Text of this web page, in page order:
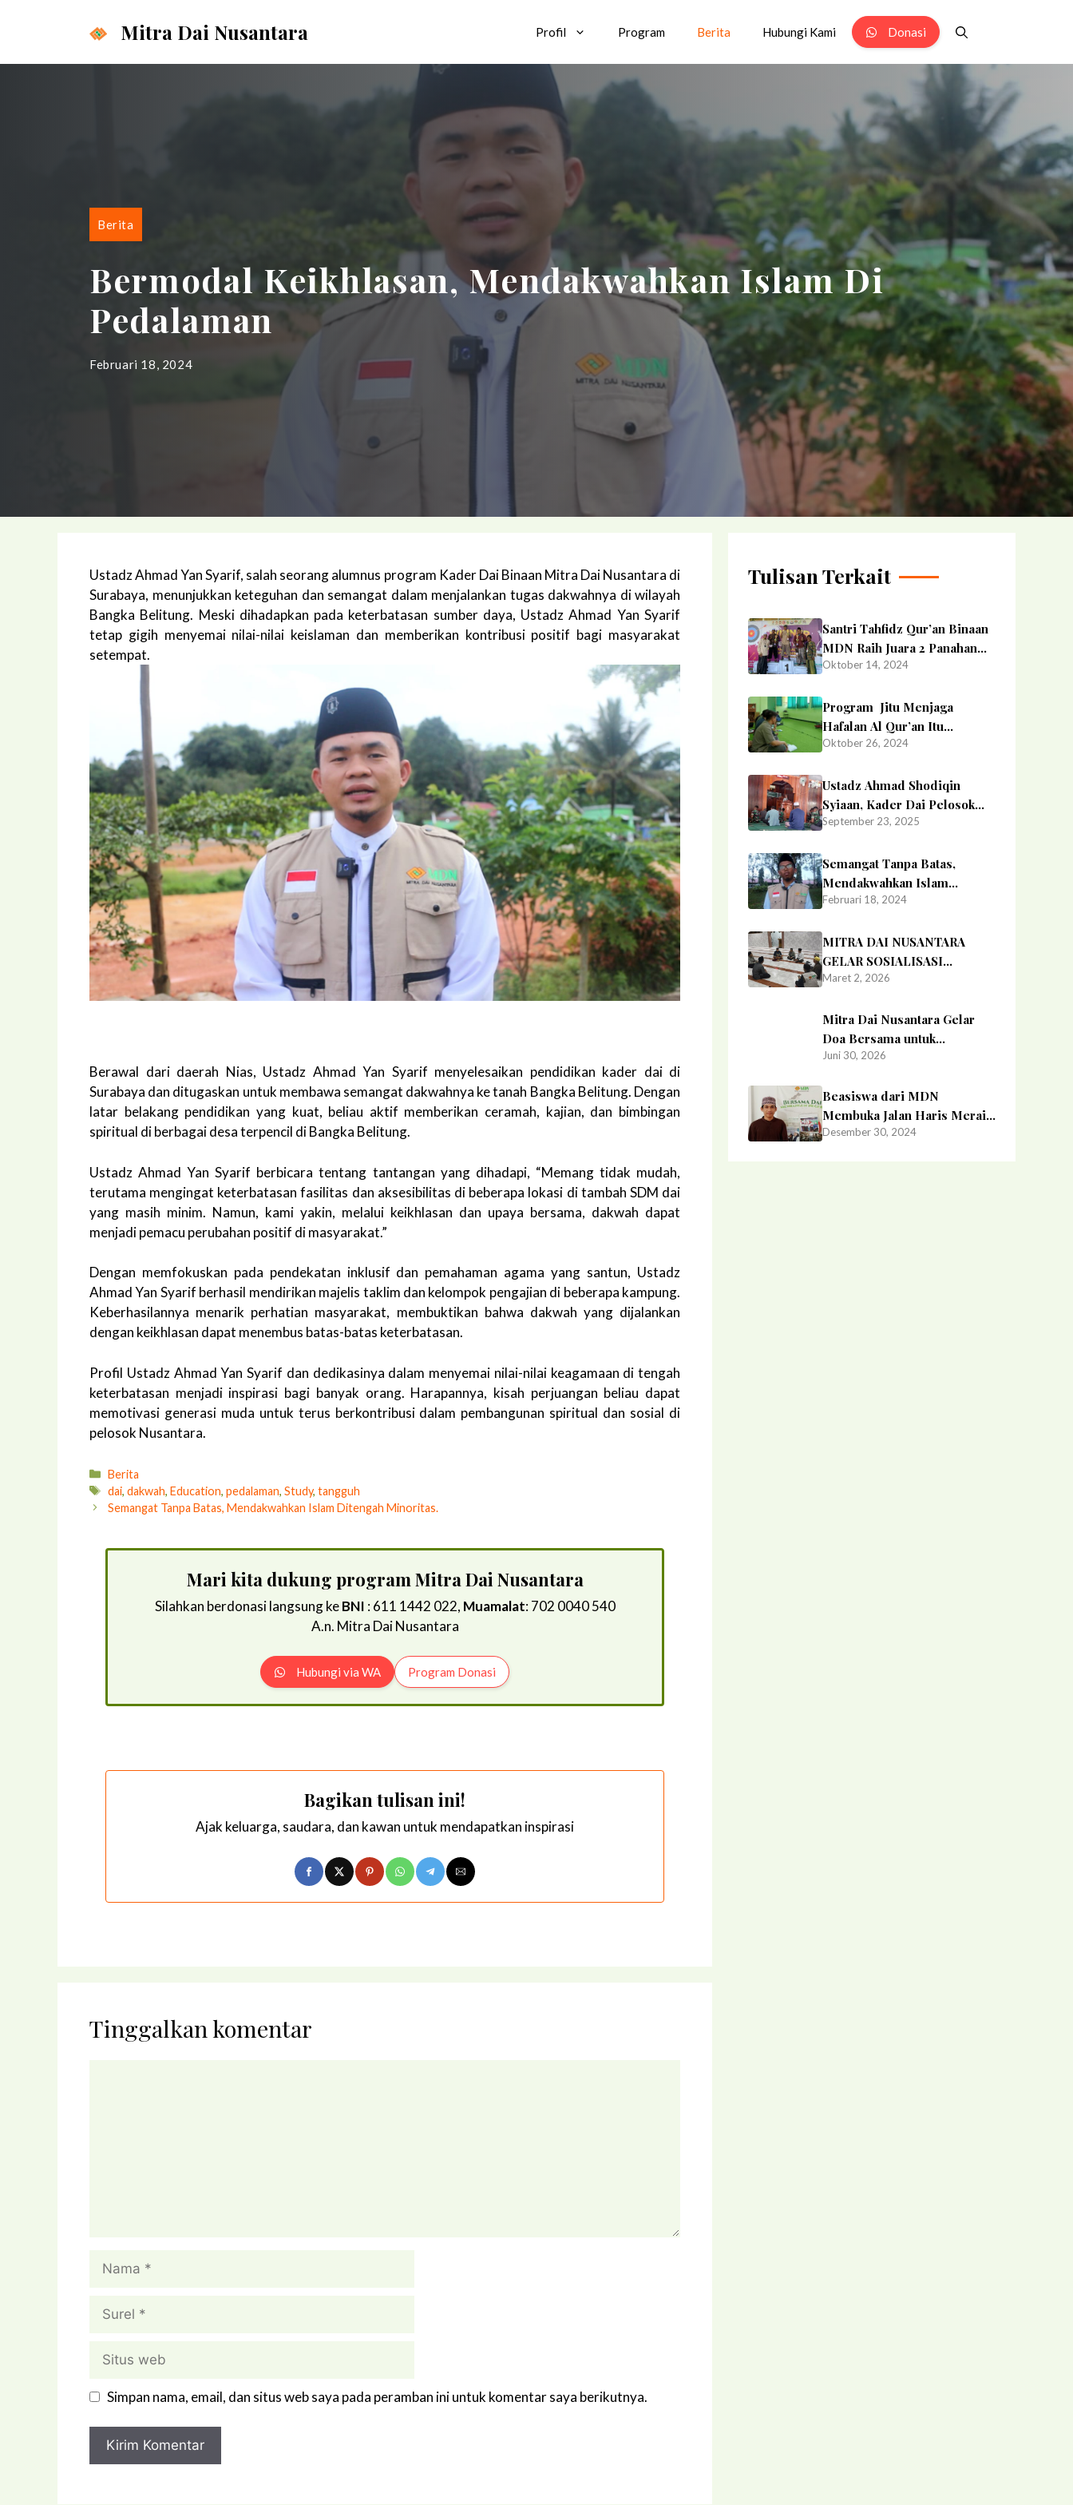
Mitra Dai Nusantara Profil Program Berita Hubungi Kami Donasi
Berita
Bermodal Keikhlasan, Mendakwahkan Islam Di
Pedalaman
Februari 18, 2024
Ustadz Ahmad Yan Syarif, salah seorang alumnus program Kader Dai Binaan Mitra Dai Nusantara di
Surabaya, menunjukkan keteguhan dan semangat dalam menjalankan tugas dakwahnya di wilayah
Bangka Belitung. Meski dihadapkan pada keterbatasan sumber daya, Ustadz Ahmad Yan Syarif
tetap gigih menyemai nilai-nilai keislaman dan memberikan kontribusi positif bagi masyarakat
setempat.
Berawal dari daerah Nias, Ustadz Ahmad Yan Syarif menyelesaikan pendidikan kader dai di
Surabaya dan ditugaskan untuk membawa semangat dakwahnya ke tanah Bangka Belitung. Dengan
latar belakang pendidikan yang kuat, beliau aktif memberikan ceramah, kajian, dan bimbingan
spiritual di berbagai desa terpencil di Bangka Belitung.
Ustadz Ahmad Yan Syarif berbicara tentang tantangan yang dihadapi, “Memang tidak mudah,
terutama mengingat keterbatasan fasilitas dan aksesibilitas di beberapa lokasi di tambah SDM dai
yang masih minim. Namun, kami yakin, melalui keikhlasan dan upaya bersama, dakwah dapat
menjadi pemacu perubahan positif di masyarakat.”
Dengan memfokuskan pada pendekatan inklusif dan pemahaman agama yang santun, Ustadz
Ahmad Yan Syarif berhasil mendirikan majelis taklim dan kelompok pengajian di beberapa kampung.
Keberhasilannya menarik perhatian masyarakat, membuktikan bahwa dakwah yang dijalankan
dengan keikhlasan dapat menembus batas-batas keterbatasan.
Profil Ustadz Ahmad Yan Syarif dan dedikasinya dalam menyemai nilai-nilai keagamaan di tengah
keterbatasan menjadi inspirasi bagi banyak orang. Harapannya, kisah perjuangan beliau dapat
memotivasi generasi muda untuk terus berkontribusi dalam pembangunan spiritual dan sosial di
pelosok Nusantara.
Kategori
Berita
Tag
dai,dakwah,Education,pedalaman,Study,tangguh
Semangat Tanpa Batas, Mendakwahkan Islam Ditengah Minoritas.
Mari kita dukung program Mitra Dai Nusantara
Silahkan berdonasi langsung keBNI : 611 1442 022, Muamalat: 702 0040 540
A.n. Mitra Dai Nusantara
Hubungi via WA Program Donasi
Bagikan tulisan ini!
Ajak keluarga, saudara, dan kawan untuk mendapatkan inspirasi
Tinggalkan komentar
Nama
Surel
Situs
web
Simpan nama, email, dan situs web saya pada peramban ini untuk komentar saya berikutnya.
Tulisan Terkait
Santri Tahfidz Qur’an Binaan
MDN Raih Juara 2 Panahan
Tingkat Nasional
Oktober 14, 2024
Program Jitu Menjaga
Hafalan Al Qur’an Itu
Bernama Juziyah
Oktober 26, 2024
Ustadz Ahmad Shodiqin
Syiaan, Kader Dai Pelosok
Negeri yang Istiqamah
September 23, 2025
Semangat Tanpa Batas,
Mendakwahkan Islam
Ditengah Minoritas.
Februari 18, 2024
MITRA DAI NUSANTARA
GELAR SOSIALISASI
PROGRAM MDN DI MASJID
SURABAYA
Maret 2, 2026
Mitra Dai Nusantara Gelar
Doa Bersama untuk
Almarhumah Donatur Ibu Sri
Sastrosoediro
Juni 30, 2026
Beasiswa dari MDN
Membuka Jalan Haris Meraih
Cita-Cita
Desember 30, 2024